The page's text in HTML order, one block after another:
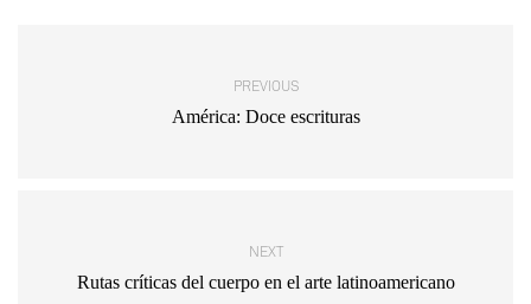
PREVIOUS
América: Doce escrituras
NEXT
Rutas críticas del cuerpo en el arte latinoamericano